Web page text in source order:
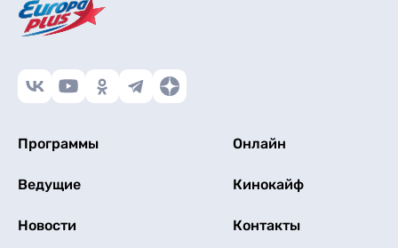
Программы Онлайн
Ведущие Кинокайф
Новости Контакты